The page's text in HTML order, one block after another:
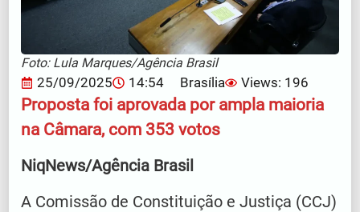
Foto: Lula Marques/Agência Brasil
25/09/2025 14:54 Brasília Views: 196
Proposta foi aprovada por ampla maioria
na Câmara, com 353 votos
NiqNews/Agência Brasil
A Comissão de Constituição e Justiça (CCJ)